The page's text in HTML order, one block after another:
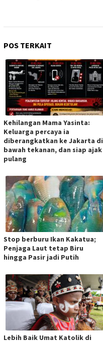
POS TERKAIT
Kehilangan Mama Yasinta:
Keluarga percaya ia
diberangkatkan ke Jakarta di
bawah tekanan, dan siap ajak
pulang
Stop berburu Ikan Kakatua;
Penjaga Laut tetap Biru
hingga Pasir jadi Putih
Lebih Baik Umat Katolik di